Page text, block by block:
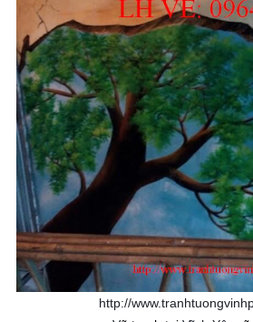
http://